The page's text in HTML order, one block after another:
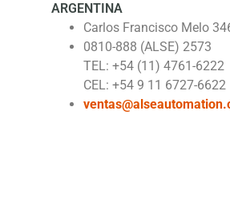
ARGENTINA
Carlos Francisco Melo
0810-888 (ALSE) 2573
TEL: +54 (11) 4761-6222
CEL: +54 9 11 6727-6622